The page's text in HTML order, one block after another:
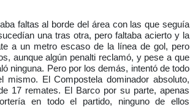
faltas al borde del área con las que seguía
una tras otra, pero faltaba acierto y la
a un metro escaso de la línea de gol, pero
aunque algún penalti reclamó, y pese a que
ninguna. Pero por los demás, intentó de todo
El Compostela dominador absoluto,
17 remates. El Barco por su parte, apenas
en todo el partido, ninguno de ellos